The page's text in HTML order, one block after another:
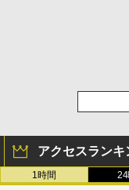
アクセスランキ
1時間 24